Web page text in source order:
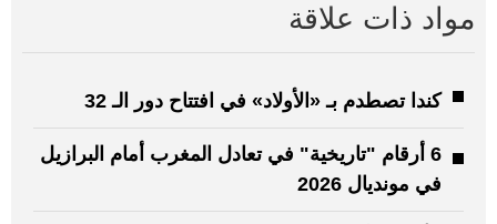
مواد ذات علاقة
كندا تصطدم بـ «الأولاد» في افتتاح دور الـ 32
6 أرقام "تاريخية" في تعادل المغرب أمام البرازيل
في مونديال 2026